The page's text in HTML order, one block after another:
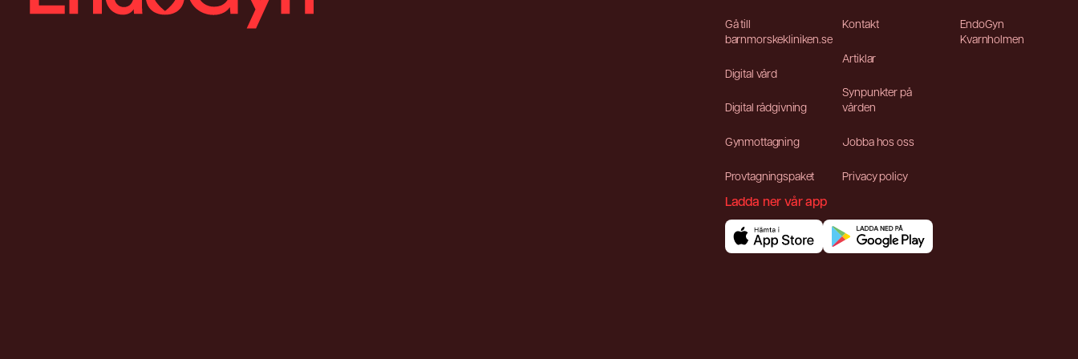
Gå till
barnmorskekliniken.se
Digital vård
Digital rådgivning
Gynmottagning
Provtagningspaket
Kontakt
Artiklar
Synpunkter på
vården
Jobba hos oss
Privacy policy
EndoGyn
Kvarnholmen
Ladda ner vår app